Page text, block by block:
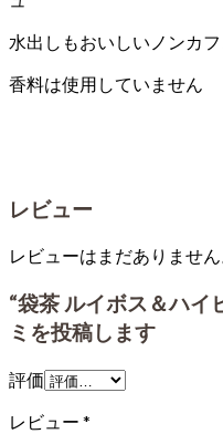
水出しもおいしいノンカ
香料は使用していません
レビュー
レビューはまだありません
“袋茶 ルイボス＆ハイ
ミを投稿します
評価
レビュー *